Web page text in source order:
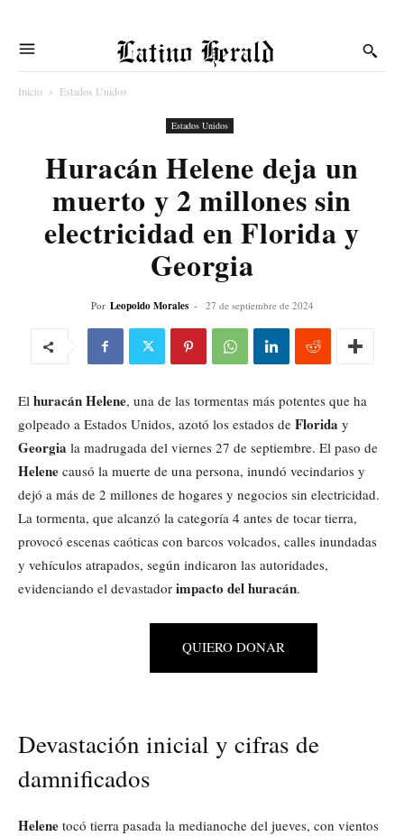
Latino Herald
Inicio Estados Unidos
Estados Unidos
Huracán Helene deja un
muerto y 2 millones sin
electricidad en Florida y
Georgia
Por Leopoldo Morales - 27 de septiembre de 2024
El huracán Helene, una de las tormentas más potentes que ha
golpeado a Estados Unidos, azotó los estados de Florida y
Georgia la madrugada del viernes 27 de septiembre. El paso de
Helene causó la muerte de una persona, inundó vecindarios y
dejó a más de 2 millones de hogares y negocios sin electricidad.
La tormenta, que alcanzó la categoría 4 antes de tocar tierra,
provocó escenas caóticas con barcos volcados, calles inundadas
y vehículos atrapados, según indicaron las autoridades,
evidenciando el devastador impacto del huracán.
QUIERO DONAR
Devastación inicial y cifras de
damnificados
Helene tocó tierra pasada la medianoche del jueves, con vientos